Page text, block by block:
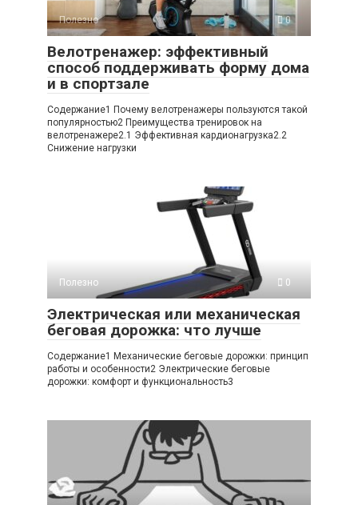
Полезно 0
Велотренажер: эффективный
способ поддерживать форму дома
и в спортзале
Содержание1 Почему велотренажеры пользуются такой
популярностью2 Преимущества тренировок на
велотренажере2.1 Эффективная кардионагрузка2.2
Снижение нагрузки
Полезно 0
Электрическая или механическая
беговая дорожка: что лучше
Содержание1 Механические беговые дорожки: принцип
работы и особенности2 Электрические беговые
дорожки: комфорт и функциональность3